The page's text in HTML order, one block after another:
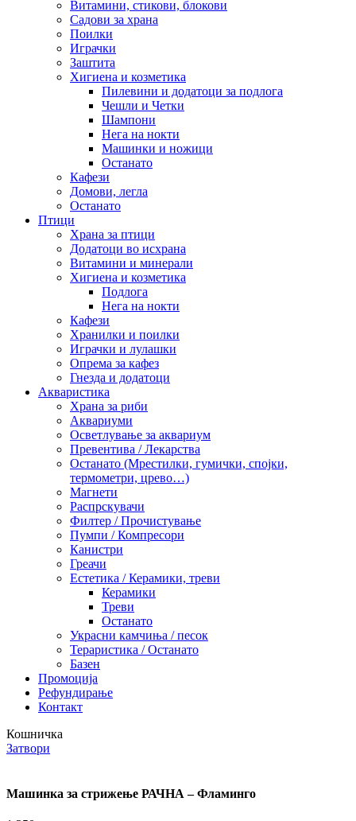
Витамини, стикови, блокови
Садови за храна
Поилки
Играчки
Заштита
Хигиена и козметика
Пилевини и додатоци за подлога
Чешли и Четки
Шампони
Нега на нокти
Машинки и ножици
Останато
Кафези
Домови, легла
Останато
Птици
Храна за птици
Додатоци во исхрана
Витамини и минерали
Хигиена и козметика
Подлога
Нега на нокти
Кафези
Хранилки и поилки
Играчки и лулашки
Опрема за кафез
Гнезда и додатоци
Акваристика
Храна за риби
Аквариуми
Осветлување за аквариум
Превентива / Лекарства
Останато (Мрестилки, гумички, спојки,
термометри, црево…)
Магнети
Распрскувачи
Филтер / Прочистување
Пумпи / Компресори
Канистри
Греачи
Естетика / Керамики, треви
Керамики
Треви
Останато
Украсни камчиња / песок
Тераристика / Останато
Базен
Промоција
Рефундирање
Контакт
Кошничка
Затвори
Машинка за стрижење РАЧНА – Фламинго